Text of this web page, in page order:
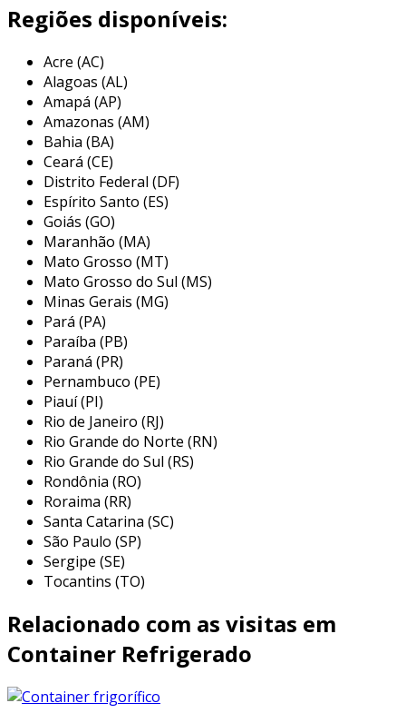
em dimensões internas, podendo atender a
modelos de containers refrigerados oferecidos
para compra ou locação pela t.a.m. miranda
containers são:
reefer 10’;
reefer 20’;
reefer 40’ hc.
as capacidades cúbicas dos modelos citados
são, respectivamente, 16m³, 28m³ e 67m³. em
geral, as estruturas dos containers para
frigoríficos são compostas por alumínio ou aço
e uma camada de 10 cm de material isolante
térmico.
container frigorífico da mais alta
qualidade
entre os acessórios fornecidos em conjunto
com a compra ou locação de container, está o
transformador 380 v para 440 v. o acessório
permite a ligação da máquina geradora de
temperatura em correntes trifásicas.
sediada em campinas, no estado de são paulo,
a t.a.m. miranda containers há quase 20 anos
na adaptação de containers para aplicações
diversas. o seu fornecimento de container
refrigerado para frigorífico confere facilidades
de carnes.
Regiões disponíveis:
Acre (AC)
Alagoas (AL)
Amapá (AP)
Amazonas (AM)
Bahia (BA)
Ceará (CE)
Distrito Federal (DF)
Espírito Santo (ES)
Goiás (GO)
Maranhão (MA)
Mato Grosso (MT)
Mato Grosso do Sul (MS)
Minas Gerais (MG)
Pará (PA)
Paraíba (PB)
Paraná (PR)
Pernambuco (PE)
Piauí (PI)
Rio de Janeiro (RJ)
Rio Grande do Norte (RN)
Rio Grande do Sul (RS)
Rondônia (RO)
Roraima (RR)
Santa Catarina (SC)
São Paulo (SP)
Sergipe (SE)
Tocantins (TO)
Relacionado com as visitas em
Container Refrigerado